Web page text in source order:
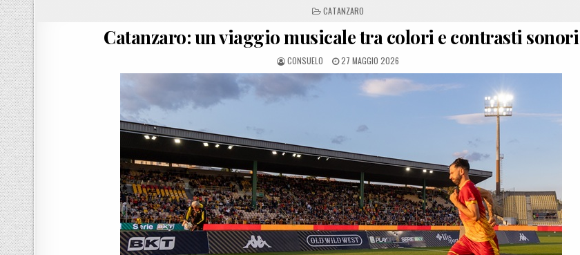
POSTED IN
CATANZARO
Catanzaro: un viaggio musicale tra colori e contrasti sonori
POSTED BY
CONSUELO POSTED ON
27 MAGGIO 2026